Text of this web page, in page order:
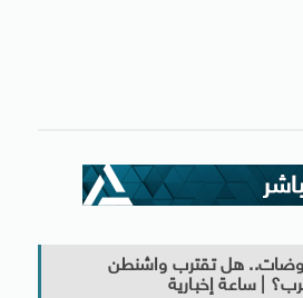
هل تقترب واشنطن
| ساعة إخبارية